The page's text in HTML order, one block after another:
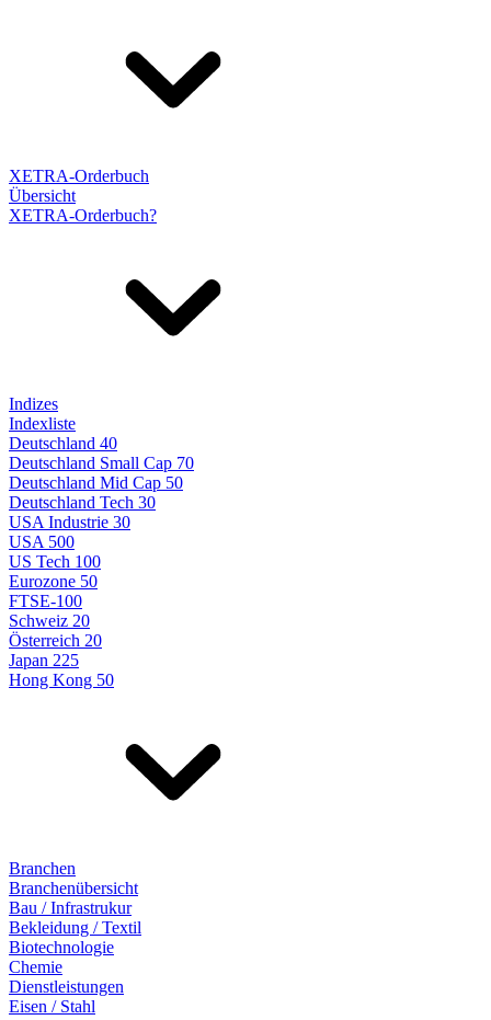
XETRA-Orderbuch
Übersicht
XETRA-Orderbuch?
Indizes
Indexliste
Deutschland 40
Deutschland Small Cap 70
Deutschland Mid Cap 50
Deutschland Tech 30
USA Industrie 30
USA 500
US Tech 100
Eurozone 50
FTSE-100
Schweiz 20
Österreich 20
Japan 225
Hong Kong 50
Branchen
Branchenübersicht
Bau / Infrastrukur
Bekleidung / Textil
Biotechnologie
Chemie
Dienstleistungen
Eisen / Stahl